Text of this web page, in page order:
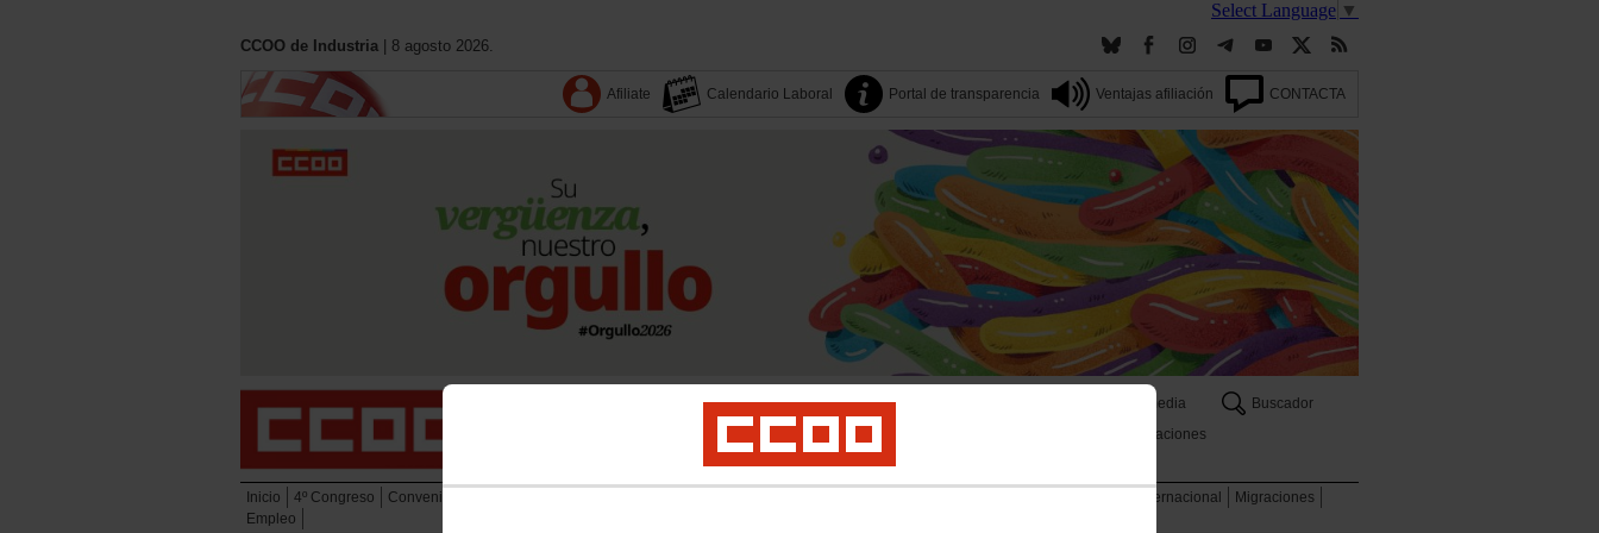
Select Language ▼
CCOO de Industria | 8 agosto 2026.
Afiliate Calendario Laboral Portal de transparencia Ventajas afiliación CONTACTA
Dónde estamos Multimedia
Buscador
Publicaciones
Inicio 4º Congreso Convenios Internacional
Migraciones
Empleo